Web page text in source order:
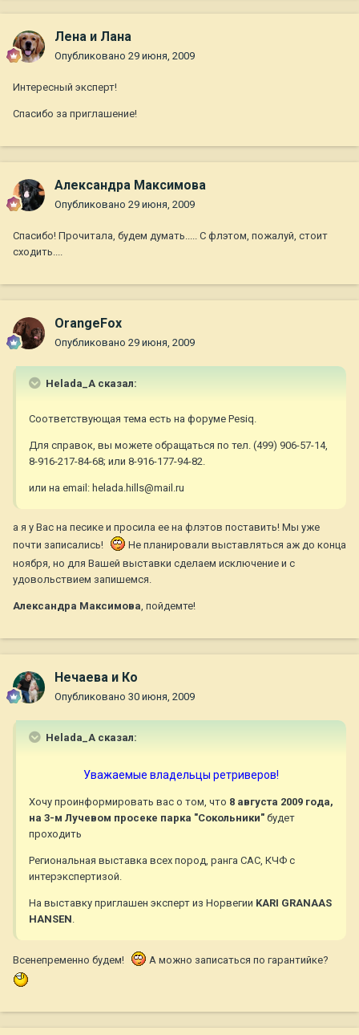
Лена и Лана
Опубликовано 29 июня, 2009
Интересный эксперт!
Спасибо за приглашение!
Александра Максимова
Опубликовано 29 июня, 2009
Спасибо! Прочитала, будем думать..... С флэтом, пожалуй, стоит
сходить....
OrangeFox
Опубликовано 29 июня, 2009
Helada_A сказал:
Соответствующая тема есть на форуме Pesiq.
Для справок, вы можете обращаться по тел. (499) 906-57-14,
8-916-217-84-68; или 8-916-177-94-82.
или на email: helada.hills@mail.ru
а я у Вас на песике и просила ее на флэтов поставить! Мы уже
почти записались!
Не планировали выставляться аж до конца
ноября, но для Вашей выставки сделаем исключение и с
удовольствием запишемся.
Александра Максимова, пойдемте!
Нечаева и Ко
Опубликовано 30 июня, 2009
Helada_A сказал:
Уважаемые владельцы ретриверов!
Хочу проинформировать вас о том, что 8 августа 2009 года,
на 3-м Лучевом просеке парка "Сокольники" будет
проходить
Региональная выставка всех пород, ранга САС, КЧФ с
интерэкспертизой.
На выставку приглашен эксперт из Норвегии KARI GRANAAS
HANSEN.
Всенепременно будем! А можно записаться по гарантийке?